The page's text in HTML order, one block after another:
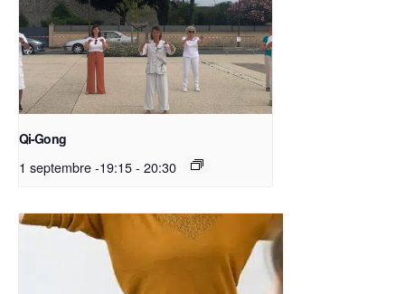
Qi-Gong
1 septembre -19:15- 20:30